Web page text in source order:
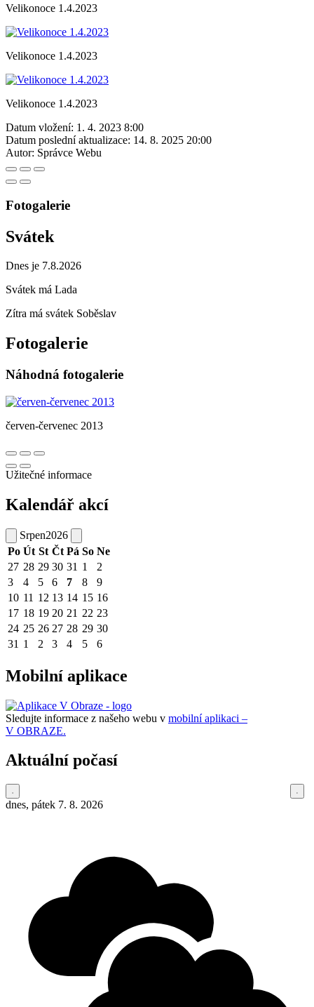
Velikonoce 1.4.2023
Velikonoce 1.4.2023
Velikonoce 1.4.2023
Datum vložení: 1. 4. 2023 8:00
Datum poslední aktualizace: 14. 8. 2025 20:00
Autor: Správce Webu
Fotogalerie
Svátek
Dnes je 7.8.2026
Svátek má Lada
Zítra má svátek Soběslav
Fotogalerie
Náhodná fotogalerie
červen-červenec 2013
Užitečné informace
Kalendář akcí
Srpen2026
Po Út St Čt Pá So Ne
27 28 29 30 31 1
2
3
4 5 6 7 8
9
10 11 12 13 14 15 16
17 18 19 20 21 22 23
24 25 26 27 28 29 30
31 1 2 3 4 5 6
Mobilní aplikace
Sledujte informace z našeho webu v mobilní aplikaci –
V OBRAZE.
Aktuální počasí
dnes, pátek 7. 8. 2026